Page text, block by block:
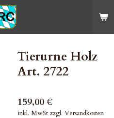
Tierurne Holz
Art. 2722
159,00 €
inkl. MwSt zzgl. Versandkosten